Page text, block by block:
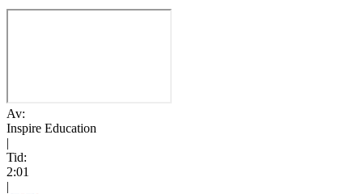
Av:
Inspire Education
|
Tid:
2:01
|